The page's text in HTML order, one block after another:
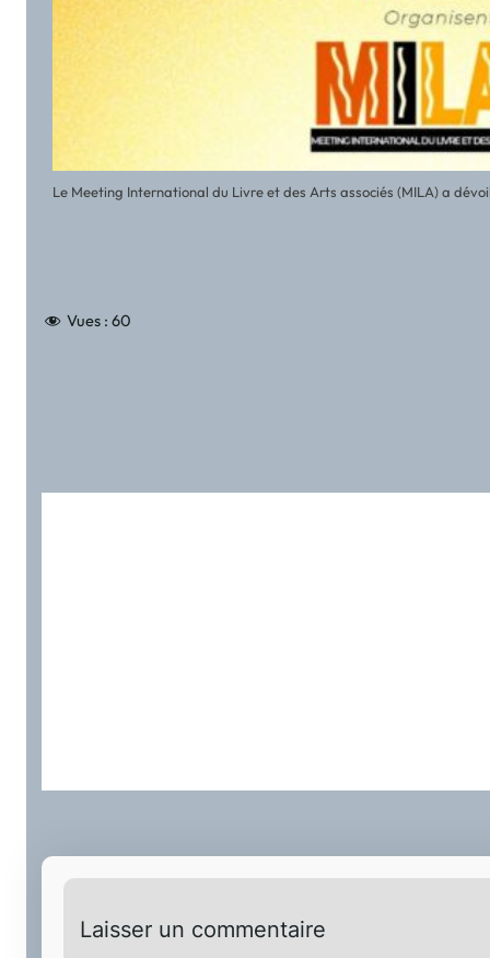
Le Meeting International du Livre et des Arts associés (MILA) a
Vues : 60
Laisser un commentaire